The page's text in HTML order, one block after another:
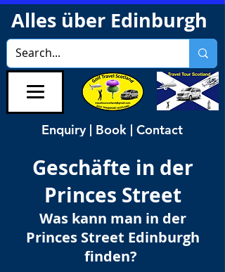
Alles über Edinburgh
Enquiry | Book | Contact
Geschäfte in der
Princes Street
Was kann man in der
Princes Street Edinburgh
finden?